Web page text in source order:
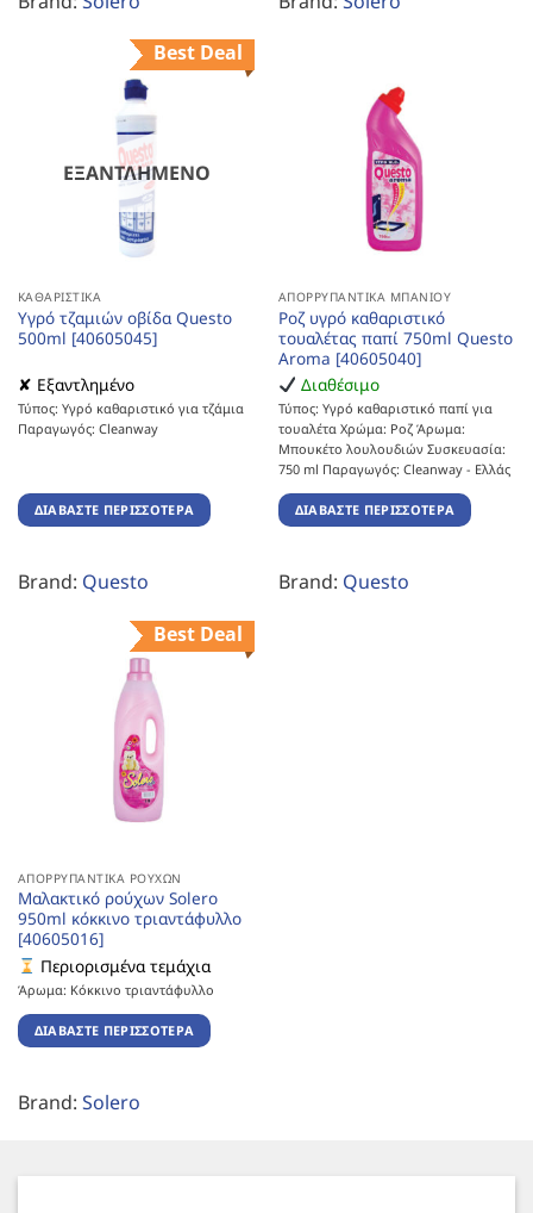
Best Deal
ΕΞΑΝΤΛΗΜΈΝΟ
ΚΑΘΑΡΙΣΤΙΚΆ
Υγρό τζαμιών οβίδα Questo
500ml [40605045]
✘ Εξαντλημένο
Τύπος: Υγρό καθαριστικό για τζάμια
Παραγωγός: Cleanway
ΔΙΑΒΆΣΤΕ ΠΕΡΙΣΣΌΤΕΡΑ
Brand: Questo
ΑΠΟΡΡΥΠΑΝΤΙΚΆ ΜΠΆΝΙΟΥ
Ροζ υγρό καθαριστικό
τουαλέτας παπί 750ml Questo
Aroma [40605040]
Διαθέσιμο
Τύπος: Υγρό καθαριστικό παπί για
τουαλέτα Χρώμα: Ροζ Άρωμα:
Μπουκέτο λουλουδιών Συσκευασία:
750 ml Παραγωγός: Cleanway - Ελλάς
ΔΙΑΒΆΣΤΕ ΠΕΡΙΣΣΌΤΕΡΑ
Brand: Questo
Best Deal
ΑΠΟΡΡΥΠΑΝΤΙΚΆ ΡΟΎΧΩΝ
Μαλακτικό ρούχων Solero
950ml κόκκινο τριαντάφυλλο
[40605016]
Περιορισμένα τεμάχια
Άρωμα: Κόκκινο τριαντάφυλλο
ΔΙΑΒΆΣΤΕ ΠΕΡΙΣΣΌΤΕΡΑ
Brand: Solero